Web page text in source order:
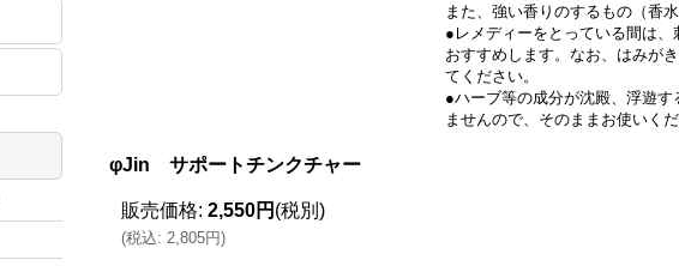
また、強い香りのするもの（香
●レメディーをとっている間は
おすすめします。なお、はみが
てください。
●ハーブ等の成分が沈殿、浮遊
ませんので、そのままお使いく
φJin サポートチンクチャー
販売価格: 2,550円 (税別)
(税込: 2,805円)